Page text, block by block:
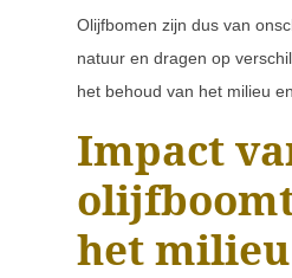
Olijfbomen zijn dus van
natuur en dragen op
het behoud van het milieu
Impact
het milieu